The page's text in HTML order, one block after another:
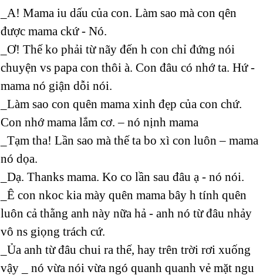
_A! Mama iu dấu của con. Làm sao mà con qên
được mama ckứ - Nó.
_Ơ! Thế ko phải từ nãy đến h con chỉ đứng nói
chuyện vs papa con thôi à. Con đâu có nhớ ta. Hứ -
mama nó giận dỗi nói.
_Làm sao con quên mama xinh đẹp của con chứ.
Con nhớ mama lắm cơ. – nó nịnh mama
_Tạm tha! Lần sao mà thế ta bo xì con luôn – mama
nó dọa.
_Dạ. Thanks mama. Ko co lần sau đâu ạ - nó nói.
_Ê con nkoc kia mày quên mama bây h tính quên
luôn cả thằng anh này nữa hả - anh nó từ đâu nhảy
vô ns giọng trách cứ.
_Ủa anh từ đâu chui ra thế, hay trên trời rơi xuống
vậy _ nó vừa nói vừa ngó quanh quanh vẻ mặt ngu